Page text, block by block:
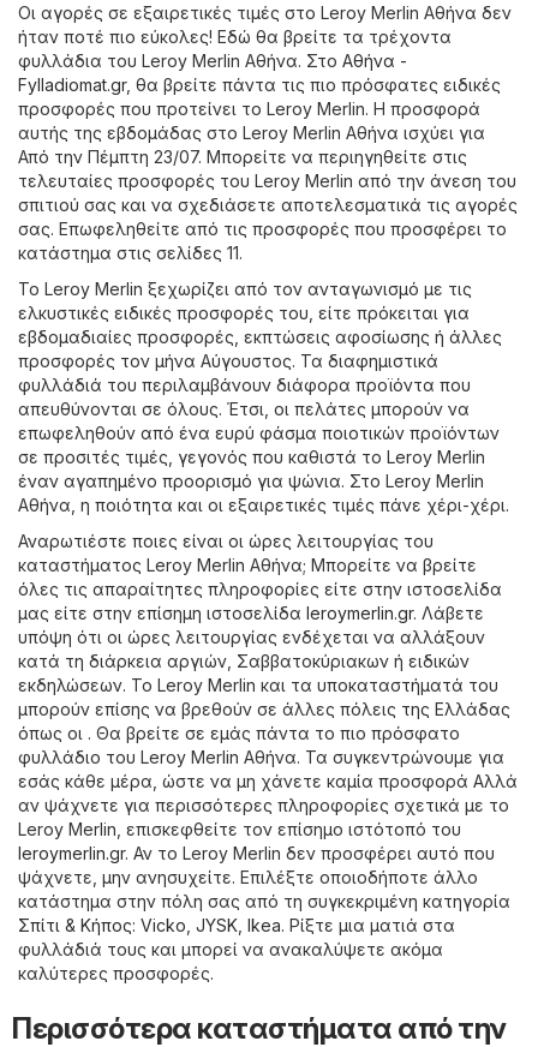
Οι αγορές σε εξαιρετικές τιμές στο Leroy Merlin Αθήνα δεν
ήταν ποτέ πιο εύκολες! Εδώ θα βρείτε τα τρέχοντα
φυλλάδια του Leroy Merlin Αθήνα. Στο Αθήνα -
Fylladiomat.gr, θα βρείτε πάντα τις πιο πρόσφατες ειδικές
προσφορές που προτείνει το Leroy Merlin. Η προσφορά
αυτής της εβδομάδας στο Leroy Merlin Αθήνα ισχύει για
Από την Πέμπτη 23/07. Μπορείτε να περιηγηθείτε στις
τελευταίες προσφορές του Leroy Merlin από την άνεση του
σπιτιού σας και να σχεδιάσετε αποτελεσματικά τις αγορές
σας. Επωφεληθείτε από τις προσφορές που προσφέρει το
κατάστημα στις σελίδες 11.
Το Leroy Merlin ξεχωρίζει από τον ανταγωνισμό με τις
ελκυστικές ειδικές προσφορές του, είτε πρόκειται για
εβδομαδιαίες προσφορές, εκπτώσεις αφοσίωσης ή άλλες
προσφορές τον μήνα Αύγουστος. Τα διαφημιστικά
φυλλάδιά του περιλαμβάνουν διάφορα προϊόντα που
απευθύνονται σε όλους. Έτσι, οι πελάτες μπορούν να
επωφεληθούν από ένα ευρύ φάσμα ποιοτικών προϊόντων
σε προσιτές τιμές, γεγονός που καθιστά το Leroy Merlin
έναν αγαπημένο προορισμό για ψώνια. Στο Leroy Merlin
Αθήνα, η ποιότητα και οι εξαιρετικές τιμές πάνε χέρι-χέρι.
Αναρωτιέστε ποιες είναι οι ώρες λειτουργίας του
καταστήματος Leroy Merlin Αθήνα; Μπορείτε να βρείτε
όλες τις απαραίτητες πληροφορίες είτε στην ιστοσελίδα
μας είτε στην επίσημη ιστοσελίδα leroymerlin.gr. Λάβετε
υπόψη ότι οι ώρες λειτουργίας ενδέχεται να αλλάξουν
κατά τη διάρκεια αργιών, Σαββατοκύριακων ή ειδικών
εκδηλώσεων. Το Leroy Merlin και τα υποκαταστήματά του
μπορούν επίσης να βρεθούν σε άλλες πόλεις της Ελλάδας
όπως οι . Θα βρείτε σε εμάς πάντα το πιο πρόσφατο
φυλλάδιο του Leroy Merlin Αθήνα. Τα συγκεντρώνουμε για
εσάς κάθε μέρα, ώστε να μη χάνετε καμία προσφορά Αλλά
αν ψάχνετε για περισσότερες πληροφορίες σχετικά με το
Leroy Merlin, επισκεφθείτε τον επίσημο ιστότοπό του
leroymerlin.gr. Αν το Leroy Merlin δεν προσφέρει αυτό που
ψάχνετε, μην ανησυχείτε. Επιλέξτε οποιοδήποτε άλλο
κατάστημα στην πόλη σας από τη συγκεκριμένη κατηγορία
Σπίτι & Κήπος: Vicko JYSK Ikea. Ρίξτε μια ματιά στα
φυλλάδιά τους και μπορεί να ανακαλύψετε ακόμα
καλύτερες προσφορές.
Περισσότερα καταστήματα από την